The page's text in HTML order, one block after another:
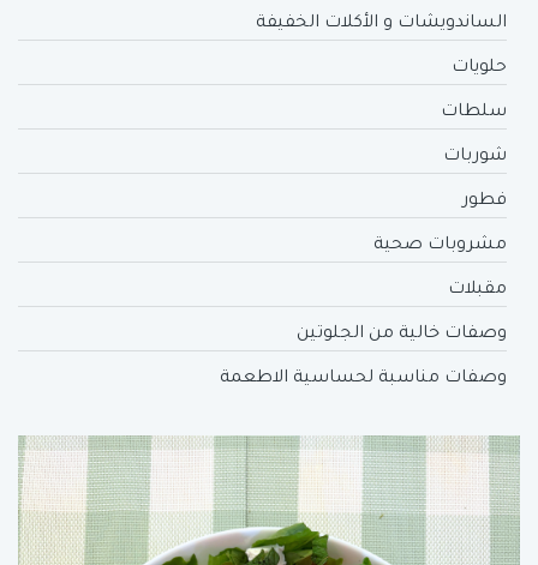
الساندويشات و الأكلات الخفيفة
حلويات
سلطات
شوربات
فطور
مشروبات صحية
مقبلات
وصفات خالية من الجلوتين
وصفات مناسبة لحساسية الاطعمة